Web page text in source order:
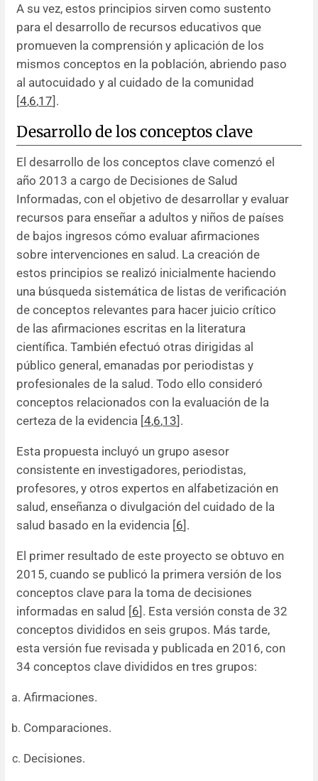
A su vez, estos principios sirven como sustento
para el desarrollo de recursos educativos que
promueven la comprensión y aplicación de los
mismos conceptos en la población, abriendo paso
al autocuidado y al cuidado de la comunidad
[4,6,17].
Desarrollo de los conceptos clave
El desarrollo de los conceptos clave comenzó el
año 2013 a cargo de Decisiones de Salud
Informadas, con el objetivo de desarrollar y evaluar
recursos para enseñar a adultos y niños de países
de bajos ingresos cómo evaluar afirmaciones
sobre intervenciones en salud. La creación de
estos principios se realizó inicialmente haciendo
una búsqueda sistemática de listas de verificación
de conceptos relevantes para hacer juicio crítico
de las afirmaciones escritas en la literatura
científica. También efectuó otras dirigidas al
público general, emanadas por periodistas y
profesionales de la salud. Todo ello consideró
conceptos relacionados con la evaluación de la
certeza de la evidencia [4,6,13].
Esta propuesta incluyó un grupo asesor
consistente en investigadores, periodistas,
profesores, y otros expertos en alfabetización en
salud, enseñanza o divulgación del cuidado de la
salud basado en la evidencia [6].
El primer resultado de este proyecto se obtuvo en
2015, cuando se publicó la primera versión de los
conceptos clave para la toma de decisiones
informadas en salud [6]. Esta versión consta de 32
conceptos divididos en seis grupos. Más tarde,
esta versión fue revisada y publicada en 2016, con
34 conceptos clave divididos en tres grupos:
Afirmaciones.
Comparaciones.
Decisiones.